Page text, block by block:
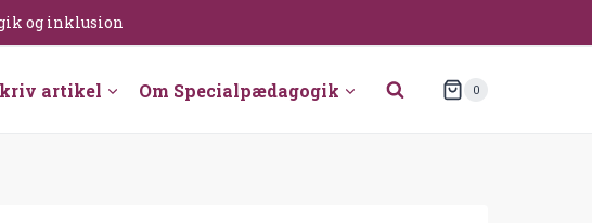
og inklusion
artikel Om Specialpædagogik 0